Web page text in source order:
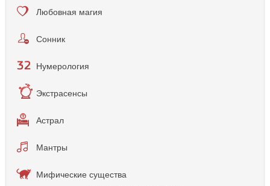
Любовная магия
Сонник
Нумерология
Экстрасенсы
Астрал
Мантры
Мифические существа